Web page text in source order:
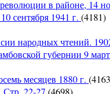
в районе, 14
сентября 1941 г. (4181)
народных чтений.
губернии 9
месяцев 1880 г.
Стр. 22-27 (4698)